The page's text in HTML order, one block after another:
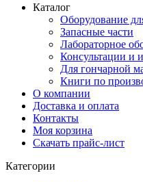
Каталог
Оборудование
Запасные части
Лабораторное
Консультации и
Для гончарной
Книги по
О компании
Доставка и оплата
Контакты
Моя корзина
Скачать прайс-лист
Категории